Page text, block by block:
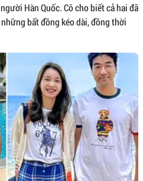
Hàn Quốc. Cô cho biết cả hai đã
bất đồng kéo dài, đồng thời